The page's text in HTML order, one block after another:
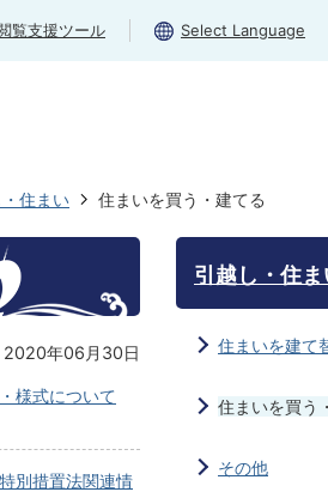
覧支援ツール Select Language
住まい 住まいを買う・建てる
2020年06月30日
様式について
別措置法関連情
引越し・住ま
住まいを建て
住まいを買う
その他